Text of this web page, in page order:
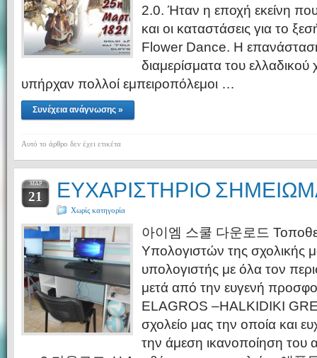
2.0. Ήταν η εποχή εκείνη
και οι καταστάσεις για το
Flower Dance. Η
διαμερίσματα του ελλαδικού
υπήρχαν πολλοί εμπειροπόλεμοι …
Συνέχεια ανάγνωσης »
Αυτό το άρθρο δεν έχει ετικέτα
ΜΑΡ
21 ΕΥΧΑΡΙΣΤΗΡΙΟ
Χωρίς κατηγορία
아이엠 스쿨 다운로드
Υπολογιστών της σχολικής
υπολογιστής με όλα τον
μετά από την ευγενή
ELAGROS –HALKIDIKI
σχολείο μας την οποία και
την άμεση ικανοποίηση του